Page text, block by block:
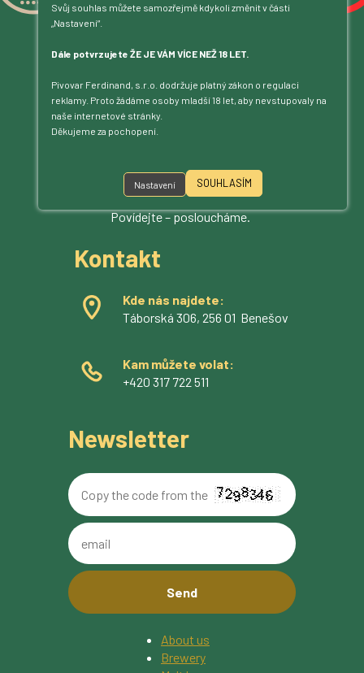
Svůj souhlas můžete samozřejmě kdykoli změnit v části
„Nastavení“.
Dále potvrzujete ŽE JE VÁM VÍCE NEŽ 18 LET.
Pivovar Ferdinand, s.r.o. dodržuje platný zákon o regulaci
reklamy. Proto žádáme osoby mladší 18 let, aby nevstupovaly na
naše internetové stránky.
Děkujeme za pochopení.
Nastavení SOUHLASÍM
About us
Brewery
Jsme na příjmu!
Povídejte – posloucháme.
Kontakt
Kde nás najdete:
Táborská 306, 256 01 Benešov
Kam můžete volat:
+420 317 722 511
Newsletter
Copy
the
code
the
email